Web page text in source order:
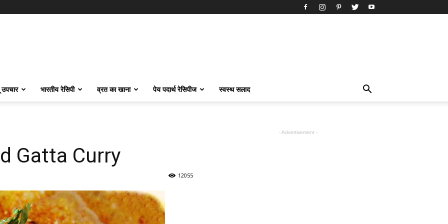
भारतीय रेसिपी व्रत का खाना पेय पदार्थ रेसिपीज स्वस्थ सलाद
Gatta Curry
12055
- Advertisement -